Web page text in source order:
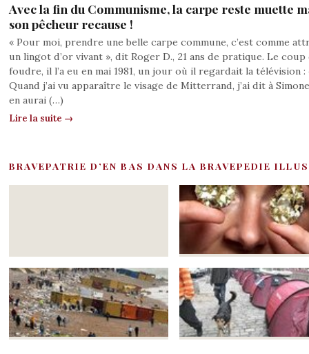
Avec la fin du Communisme, la carpe reste muette
son pêcheur recause !
« Pour moi, prendre une belle carpe commune, c’est comme
un lingot d’or vivant », dit Roger D., 21 ans de pratique. Le coup
foudre, il l’a eu en mai 1981, un jour où il regardait la télévision :
Quand j’ai vu apparaître le visage de Mitterrand, j’ai dit à
en aurai (…)
Lire la suite →
BRAVEPATRIE D’EN BAS DANS LA BRAVEPEDIE